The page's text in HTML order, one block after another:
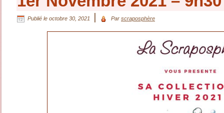
Publié le octobre 30, 2021 Par scraposphère